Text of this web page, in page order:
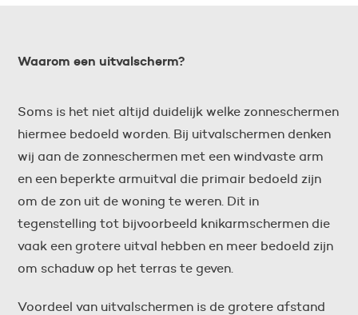
Waarom een uitvalscherm?
Soms is het niet altijd duidelijk welke zonneschermen
hiermee bedoeld worden. Bij uitvalschermen denken
wij aan de zonneschermen met een windvaste arm
en een beperkte armuitval die primair bedoeld zijn
om de zon uit de woning te weren. Dit in
tegenstelling tot bijvoorbeeld knikarmschermen die
vaak een grotere uitval hebben en meer bedoeld zijn
om schaduw op het terras te geven.
Voordeel van uitvalschermen is de grotere afstand